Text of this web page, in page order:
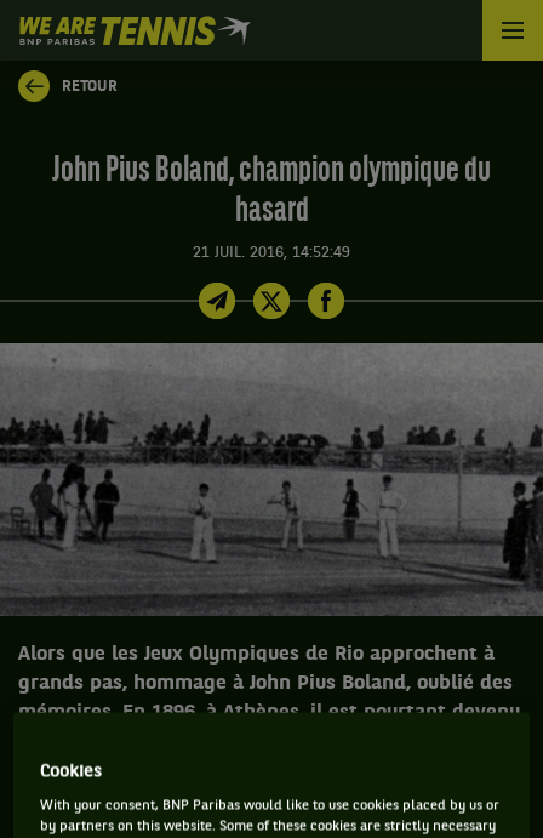
We
are
Tennis
by
Accueil
RETOUR
John Pius Boland, champion olympique du
hasard
21 JUIL. 2016, 14:52:49
Alors que les Jeux Olympiques de Rio approchent à
grands pas, hommage à John Pius Boland, oublié des
mémoires. En 1896, à Athènes, il est pourtant devenu
même qu'il n'aurait jamais dû partic
Cookies
With your consent, BNP Paribas would like to use cookies placed by us or
by partners on this website. Some of these cookies are strictly necessary